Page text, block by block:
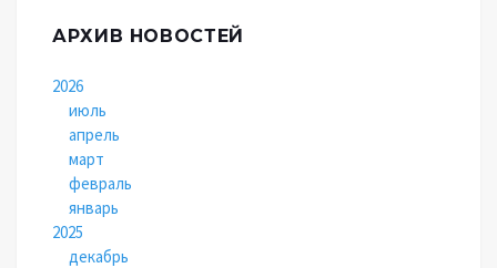
АРХИВ НОВОСТЕЙ
2026
июль
апрель
март
февраль
январь
2025
декабрь